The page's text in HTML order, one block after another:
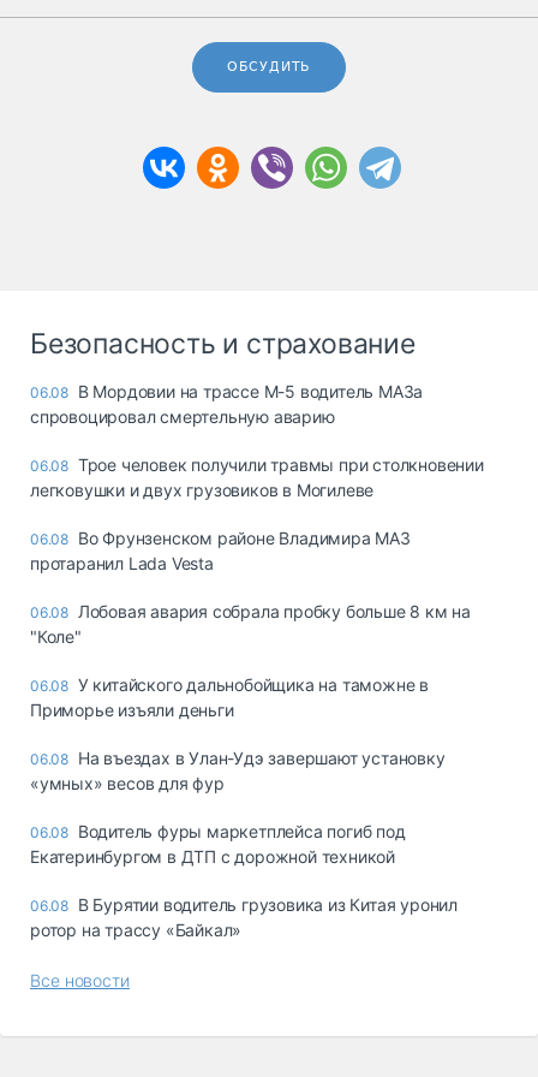
ОБСУДИТЬ
Безопасность и страхование
06.08 В Мордовии на трассе М-5 водитель МАЗа
спровоцировал смертельную аварию
06.08 Трое человек получили травмы при столкновении
легковушки и двух грузовиков в Могилеве
06.08 Во Фрунзенском районе Владимира МАЗ
протаранил Lada Vesta
06.08 Лобовая авария собрала пробку больше 8 км на
"Коле"
06.08 У китайского дальнобойщика на таможне в
Приморье изъяли деньги
06.08 Ha въeздax в Улaн-Удэ зaвepшaют ycтaнoвкy
«yмныx» вecoв для фyp
06.08 Водитель фуры маркетплейса погиб под
Екатеринбургом в ДТП с дорожной техникой
06.08 В Бурятии водитель грузовика из Китая уронил
ротор на трассу «Байкал»
Все новости